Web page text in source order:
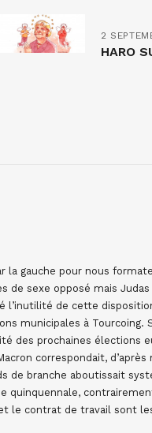
2
HARO
la gauche pour nous
sexe opposé mais Judas
de cette
municipales à Tourcoing.
des prochaines élections
correspondait,
de branche aboutissait
quinquennale,
le contrat de travail sont